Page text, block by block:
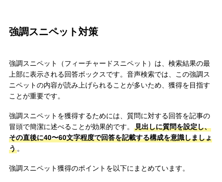
強調スニペット対策
強調スニペット（フィーチャードスニペット）は、検索結果の最
上部に表示される回答ボックスです。音声検索では、この強調ス
ニペットの内容が読み上げられることが多いため、獲得を目指す
ことが重要です。
強調スニペットを獲得するためには、質問に対する回答を記事の
冒頭で簡潔に述べることが効果的です。
見出しに質問を設定し、
その直後に40〜60文字程度で回答を記載する構成を意識しましょ
う。
強調スニペット獲得のポイントを以下にまとめています。